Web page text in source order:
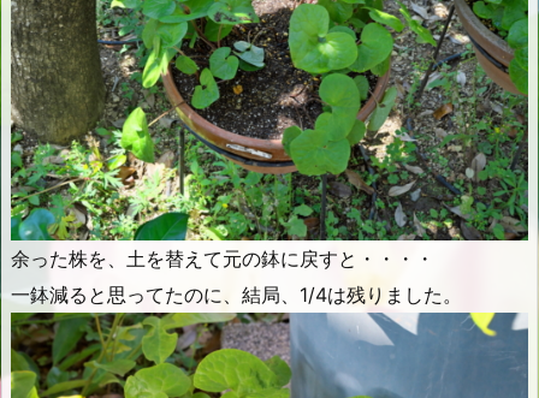
余った株を、土を替えて元の鉢に戻すと・・・・
一鉢減ると思ってたのに、結局、1/4は残りました。